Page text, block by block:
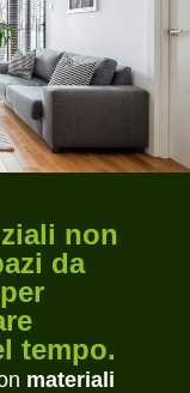
non
da
tempo.
materiali